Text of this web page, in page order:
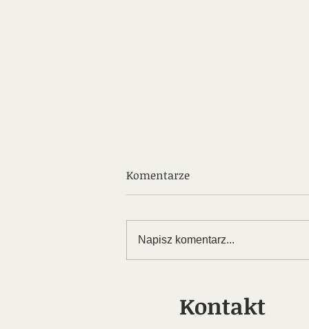
Niepokój czym jest i jak
takie zwykle mijają samoistnie.
Uważność i relaksacja mogą
Komentarze
Napisz komentarz...
Kontakt